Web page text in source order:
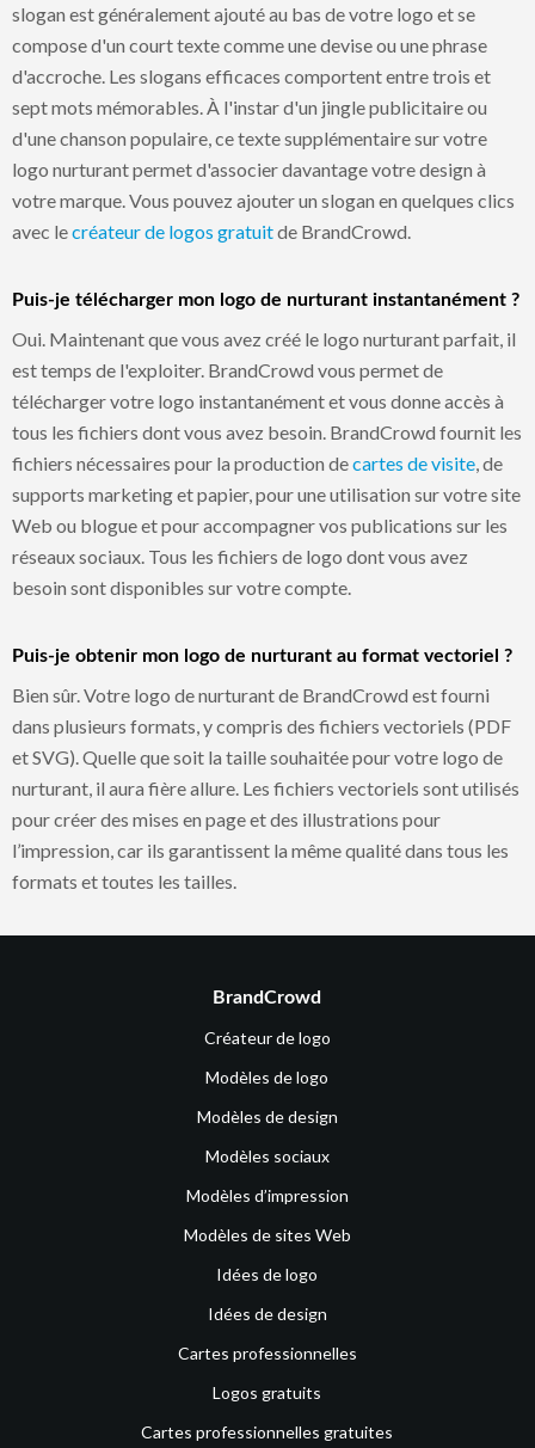
slogan est généralement ajouté au bas de votre logo et se
compose d'un court texte comme une devise ou une phrase
d'accroche. Les slogans efficaces comportent entre trois et
sept mots mémorables. À l'instar d'un jingle publicitaire ou
d'une chanson populaire, ce texte supplémentaire sur votre
logo nurturant permet d'associer davantage votre design à
votre marque. Vous pouvez ajouter un slogan en quelques clics
avec lecréateur de logos gratuitde BrandCrowd.
Puis-je télécharger mon logo de nurturant instantanément ?
Oui. Maintenant que vous avez créé le logo nurturant parfait, il
est temps de l'exploiter. BrandCrowd vous permet de
télécharger votre logo instantanément et vous donne accès à
tous les fichiers dont vous avez besoin. BrandCrowd fournit les
fichiers nécessaires pour la production decartes de visite , de
supports marketing et papier, pour une utilisation sur votre site
Web ou blogue et pour accompagner vos publications sur les
réseaux sociaux. Tous les fichiers de logo dont vous avez
besoin sont disponibles sur votre compte.
Puis-je obtenir mon logo de nurturant au format vectoriel ?
Bien sûr. Votre logo de nurturant de BrandCrowd est fourni
dans plusieurs formats, y compris des fichiers vectoriels (PDF
et SVG). Quelle que soit la taille souhaitée pour votre logo de
nurturant, il aura fière allure. Les fichiers vectoriels sont utilisés
pour créer des mises en page et des illustrations pour
l’impression, car ils garantissent la même qualité dans tous les
formats et toutes les tailles.
BrandCrowd
Créateur de logo
Modèles de logo
Modèles de design
Modèles sociaux
Modèles d’impression
Modèles de sites Web
Idées de logo
Idées de design
Cartes professionnelles
Logos gratuits
Cartes professionnelles gratuites